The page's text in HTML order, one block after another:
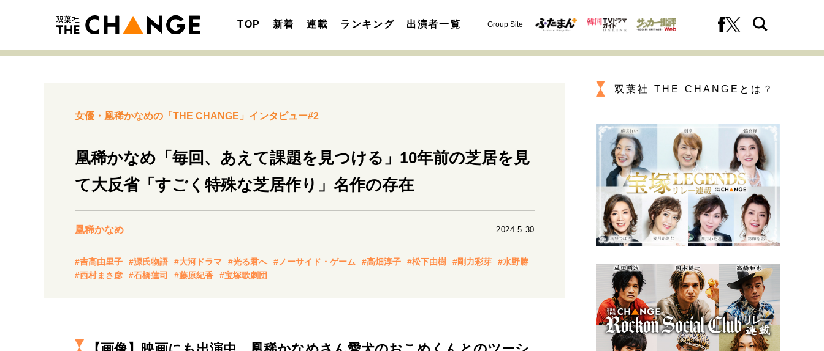
TOP 新着 連載 ランキング 出演者一覧 Group Site
サイトの核・哲学 運命を変えた出会い 決断の裏側 挫折からの再起 未知への挑戦
プロフェッショナルの矜持
表現者の葛藤
人生が動いた日
ファーストキャリアを拓く
経営・ビジネス
忘れられない言葉 10代・20代の土台
女優・凰稀かなめの「THE CHANGE」インタビュー#2
凰稀かなめ「毎回、あえて課題を見つける」10年前の芝居を見
て大反省「すごく特殊な芝居作り」名作の存在
凰稀かなめ 2024.5.30
#吉高由里子 #源氏物語 #大河ドラマ #光る君へ #ノーサイド・ゲーム #高畑淳子 #松下由樹 #剛力彩芽
#水野勝
#西村まさ彦
#石橋蓮司 #藤原紀香 #宝塚歌劇団
双葉社 THE CHANGEとは？